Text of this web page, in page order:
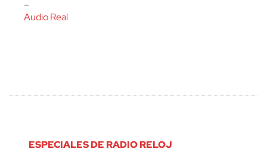
–
Audio Real
ESPECIALES DE RADIO RELOJ